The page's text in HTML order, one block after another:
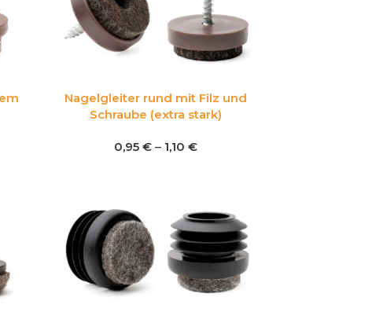
Nagelgleiter rund mit Filz und
Schraube (extra stark)
0,95€ – 1,10€